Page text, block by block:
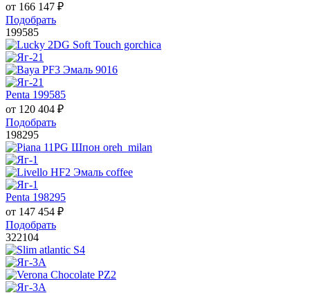
от 166 147 ₽
Подобрать
199585
Penta 199585
от 120 404 ₽
Подобрать
198295
Penta 198295
от 147 454 ₽
Подобрать
322104